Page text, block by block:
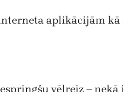
aplikācijām
vēlreiz – nekā